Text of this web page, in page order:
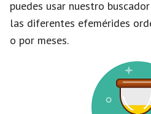
puedes usar nuestro
las diferentes efemérides
o por meses.